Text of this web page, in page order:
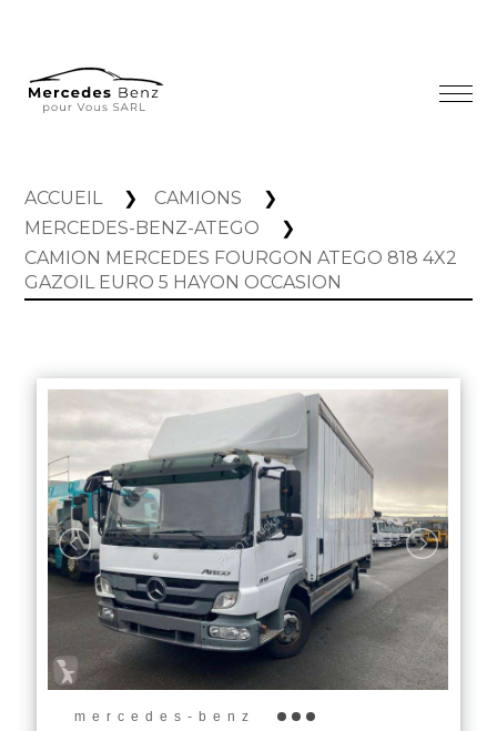
ACCUEIL
CAMIONS
MERCEDES-BENZ-ATEGO
CAMION MERCEDES FOURGON ATEGO 818 4X2
GAZOIL EURO 5 HAYON OCCASION
mercedes-benz